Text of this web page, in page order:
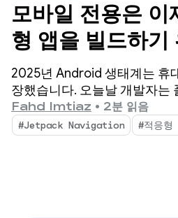
모바일 전용은 이
형 앱을 빌드하
년의 세 가지 필
2025년 Android 생태계는 휴
장했습니다. 오늘날 개발자는
Chromebook, 호환 자동차를
활성 기기에 도달할 수 있습니
Fahd Imtiaz • 2분 읽음
#Jetpack Navigation #적응형